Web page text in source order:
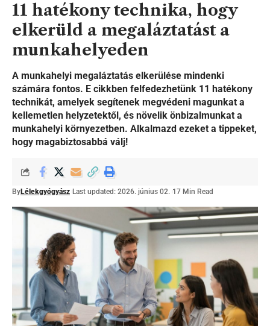
11 hatékony technika, hogy
elkerüld a megaláztatást a
munkahelyeden
A munkahelyi megaláztatás elkerülése mindenki
számára fontos. E cikkben felfedezhetünk 11 hatékony
technikát, amelyek segítenek megvédeni magunkat a
kellemetlen helyzetektől, és növelik önbizalmunkat a
munkahelyi környezetben. Alkalmazd ezeket a tippeket,
hogy magabiztosabbá válj!
ByLélekgyógyász Last updated: 2026. június 02. 17 Min Read